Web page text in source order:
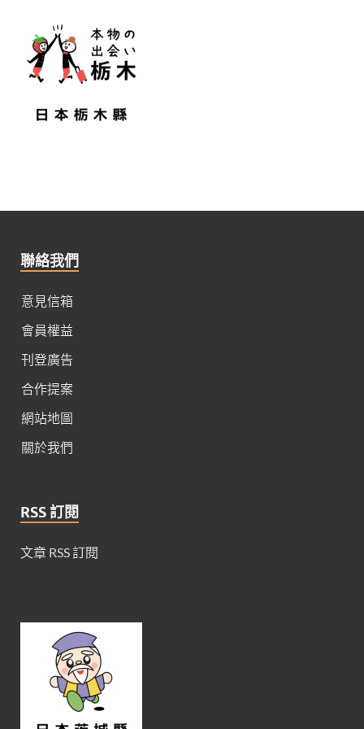
聯絡我們
意見信箱
會員權益
刊登廣告
合作提案
網站地圖
關於我們
RSS 訂閱
文章 RSS 訂閱